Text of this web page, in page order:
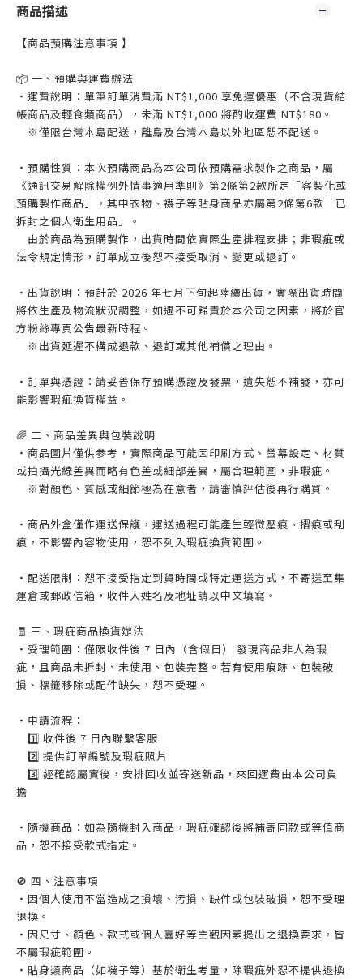
商品描述
【商品預購注意事項 】
📦 一、預購與運費辦法
・運費說明：單筆訂單消費滿 NT$1,000 享免運優惠（不含現貨結
帳商品及輕食類商品），未滿 NT$1,000 將酌收運費 NT$180。
※僅限台灣本島配送，離島及台灣本島以外地區恕不配送。
・預購性質：本次預購商品為本公司依預購需求製作之商品，屬
《通訊交易解除權例外情事適用準則》第2條第2款所定「客製化或
預購製作商品」，其中衣物、襪子等貼身商品亦屬第2條第6款「已
拆封之個人衛生用品」。
由於商品為預購製作，出貨時間依實際生產排程安排；非瑕疵或
法令規定情形，訂單成立後恕不接受取消、變更或退訂。
・出貨說明：預計於 2026 年七月下旬起陸續出貨，實際出貨時間
將依生產及物流狀況調整，如遇不可歸責於本公司之因素，將於官
方粉絲專頁公告最新時程。
※出貨延遲不構成退款、退訂或其他補償之理由。
・訂單與憑證：請妥善保存預購憑證及發票，遺失恕不補發，亦可
能影響瑕疵換貨權益。
🌈 二、商品差異與包裝說明
・商品圖片僅供參考，實際商品可能因印刷方式、螢幕設定、材質
或拍攝光線差異而略有色差或細部差異，屬合理範圍，非瑕疵。
※對顏色、質感或細節極為在意者，請審慎評估後再行購買。
・商品外盒僅作運送保護，運送過程可能產生輕微壓痕、摺痕或刮
痕，不影響內容物使用，恕不列入瑕疵換貨範圍。
・配送限制：恕不接受指定到貨時間或特定運送方式，不寄送至集
運倉或郵政信箱，收件人姓名及地址請以中文填寫。
🧾 三、瑕疵商品換貨辦法
・受理範圍：僅限收件後 7 日內（含假日） 發現商品非人為瑕
疵，且商品未拆封、未使用、包裝完整。若有使用痕跡、包裝破
損、標籤移除或配件缺失，恕不受理。
・申請流程：
1️⃣ 收件後 7 日內聯繫客服
2️⃣ 提供訂單編號及瑕疵照片
3️⃣ 經確認屬實後，安排回收並寄送新品，來回運費由本公司負
擔
・隨機商品：如為隨機封入商品，瑕疵確認後將補寄同款或等值商
品，恕不接受款式指定。
🚫 四、注意事項
・因個人使用不當造成之損壞、污損、缺件或包裝破損，恕不受理
退換。
・因尺寸、顏色、款式或個人喜好等主觀因素提出之退換要求，皆
不屬瑕疵範圍。
・貼身類商品（如襪子等）基於衛生考量，除瑕疵外恕不提供退換